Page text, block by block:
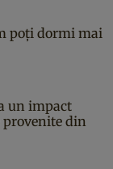
poți dormi mai
un impact
provenite din